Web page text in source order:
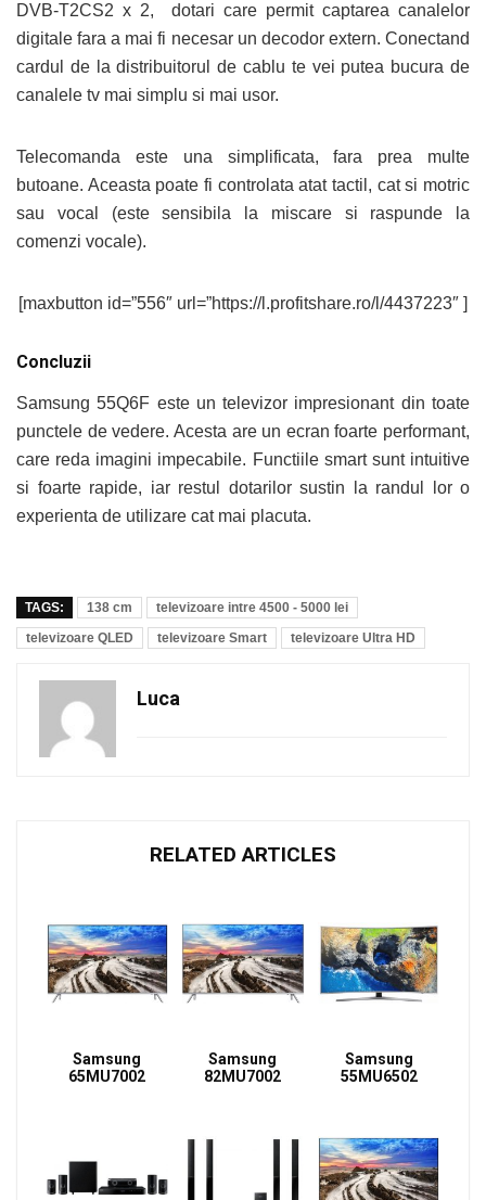
DVB-T2CS2 x 2,
dotari care permit captarea canalelor
digitale fara a mai fi necesar un decodor extern. Conectand
cardul de la distribuitorul de cablu te vei putea bucura de
canalele tv mai simplu si mai usor.
Telecomanda este una simplificata, fara prea multe
butoane. Aceasta poate fi controlata atat tactil, cat si motric
sau vocal (este sensibila la miscare si raspunde la
comenzi vocale).
[maxbutton id=”556″ url=”https://l.profitshare.ro/l/4437223″ ]
Concluzii
Samsung 55Q6F este un televizor impresionant din toate
punctele de vedere. Acesta are un ecran foarte performant,
care reda imagini impecabile. Functiile smart sunt intuitive
si foarte rapide, iar restul dotarilor sustin la randul lor o
experienta de utilizare cat mai placuta.
TAGS: 138 cm
televizoare intre 4500 - 5000 lei
televizoare QLED
televizoare Smart televizoare Ultra HD
Luca
RELATED ARTICLES
Samsung
65MU7002
Samsung
82MU7002
Samsung
55MU6502